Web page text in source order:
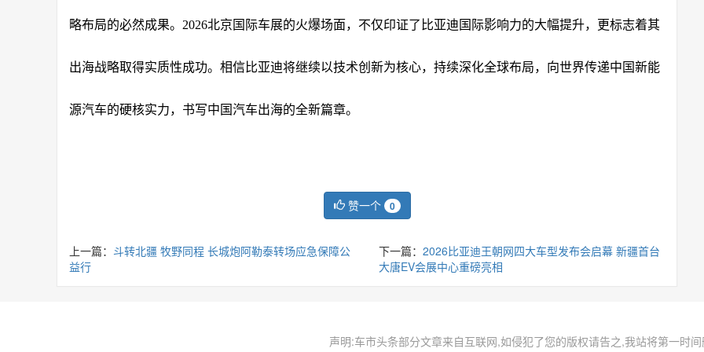
略布局的必然成果。2026北京国际车展的火爆场面，不仅印证了比亚迪国际影响力的大幅提升，更标志着其
出海战略取得实质性成功。相信比亚迪将继续以技术创新为核心，持续深化全球布局，向世界传递中国新能
源汽车的硬核实力，书写中国汽车出海的全新篇章。
赞一个 0
上一篇： 斗转北疆 牧野同程 长城炮阿勒泰转场应急保障公
益行
下一篇： 2026比亚迪王朝网四大车型发布会启幕 新疆首台
大唐EV会展中心重磅亮相
声明:车市头条部分文章来自互联网,如侵犯了您的版权请告之,我站将第一时